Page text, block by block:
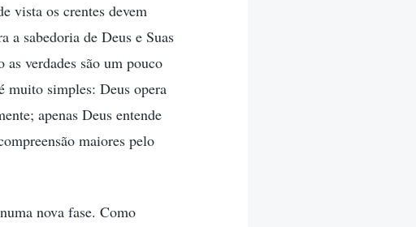
vista os crentes devem
a sabedoria de Deus e Suas
verdades são um pouco
muito simples: Deus opera
apenas Deus entende
maiores pelo
nova fase. Como